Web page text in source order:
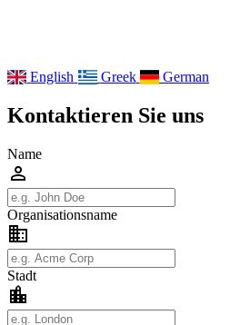
English Greek German
Kontaktieren Sie uns
Name
person
Organisationsname
domain
Stadt
location_city